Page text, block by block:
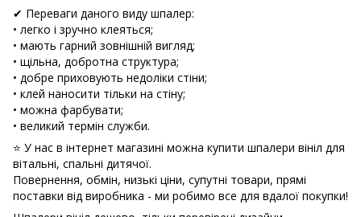
✔ Переваги даного виду шпалер:
• легко і зручно клеяться;
• мають гарний зовнішній вигляд;
• щільна, добротна структура;
• добре приховують недоліки стіни;
• клей наносити тільки на стіну;
• можна фарбувати;
• великий термін служби.
⭐ У нас в інтернет магазині можна купити шпалери вініл для
вітальні, спальні дитячої.
Повернення, обмін, низькі ціни, супутні товари, прямі
поставки від виробника - ми робимо все для вдалої покупки!